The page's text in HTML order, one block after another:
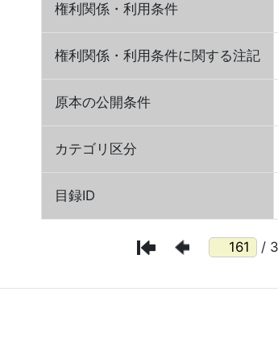
権利関係・利用条件
権利関係・利用条件に関する注記
原本の公開条件
カテゴリ区分
目録ID
/